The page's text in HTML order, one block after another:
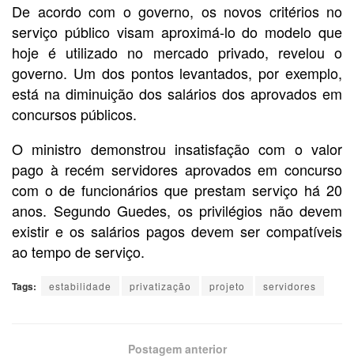
De acordo com o governo, os novos critérios no
serviço público visam aproximá-lo do modelo que
hoje é utilizado no mercado privado, revelou o
governo. Um dos pontos levantados, por exemplo,
está na diminuição dos salários dos aprovados em
concursos públicos.
O ministro demonstrou insatisfação com o valor
pago à recém servidores aprovados em concurso
com o de funcionários que prestam serviço há 20
anos. Segundo Guedes, os privilégios não devem
existir e os salários pagos devem ser compatíveis
ao tempo de serviço.
Tags: estabilidade privatização projeto servidores
Postagem anterior